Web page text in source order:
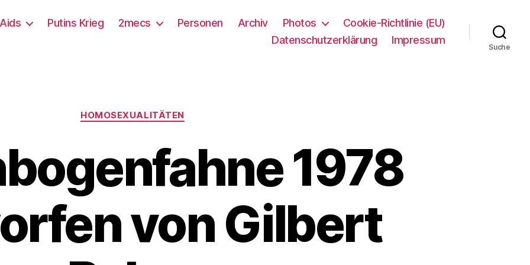
Putins Krieg 2mecs Personen Archiv Photos
Cookie-Richtlinie (EU)
Datenschutzerklärung
Impressum
Suche
Kategorien
HOMOSEXUALITÄTEN
1978
von Gilbert